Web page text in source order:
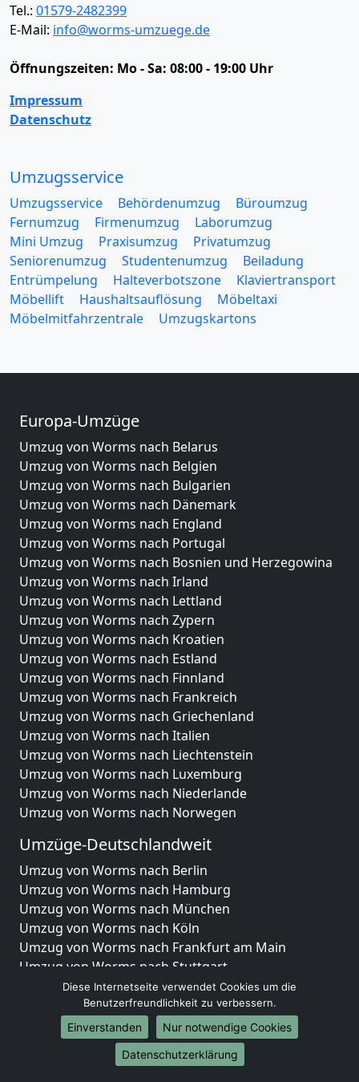
Tel.: 01579-2482399
E-Mail: info@worms-umzuege.de
Öffnungszeiten: Mo - Sa: 08:00 - 19:00 Uhr
Impressum
Datenschutz
Umzugsservice
Umzugsservice Behördenumzug
Büroumzug
Fernumzug
Firmenumzug
Laborumzug
Mini Umzug
Praxisumzug
Privatumzug
Seniorenumzug
Studentenumzug
Beiladung
Entrümpelung
Halteverbotszone
Klaviertransport
Möbellift
Haushaltsauflösung
Möbeltaxi
Möbelmitfahrzentrale
Umzugskartons
Europa-Umzüge
Umzug von Worms nach Belarus
Umzug von Worms nach Belgien
Umzug von Worms nach Bulgarien
Umzug von Worms nach Dänemark
Umzug von Worms nach England
Umzug von Worms nach Portugal
Umzug von Worms nach Bosnien und Herzegowina
Umzug von Worms nach Irland
Umzug von Worms nach Lettland
Umzug von Worms nach Zypern
Umzug von Worms nach Kroatien
Umzug von Worms nach Estland
Umzug von Worms nach Finnland
Umzug von Worms nach Frankreich
Umzug von Worms nach Griechenland
Umzug von Worms nach Italien
Umzug von Worms nach Liechtenstein
Umzug von Worms nach Luxemburg
Umzug von Worms nach Niederlande
Umzug von Worms nach Norwegen
Umzüge-Deutschlandweit
Umzug von Worms nach Berlin
Umzug von Worms nach Hamburg
Umzug von Worms nach München
Umzug von Worms nach Köln
Umzug von Worms nach Frankfurt am Main
Umzug von Worms nach Stuttgart
Umzug von Worms nach Düsseldorf
Umzug von Worms nach Leipzig
Umzug von Worms nach Dortmund
Umzug von Worms nach Essen
Umzug von Worms nach Bremen
Diese Internetseite verwendet Cookies um die
Benutzerfreundlichkeit zu verbessern.
Einverstanden
Nur notwendige Cookies
Datenschutzerklärung